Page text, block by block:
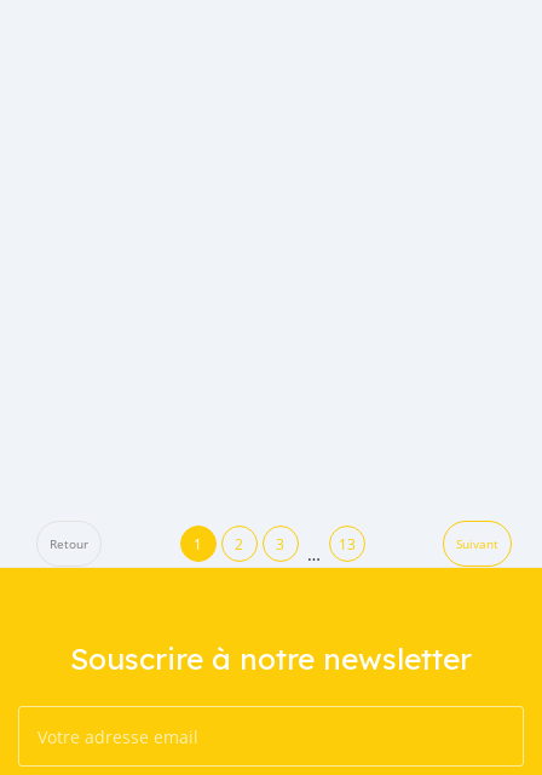
Retour 1 2 3 … 13 Suivant
Souscrire à notre newsletter